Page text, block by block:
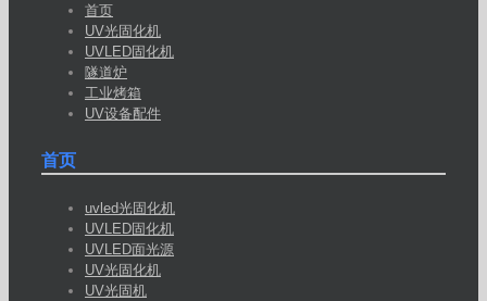
首页
UV光固化机
UVLED固化机
隧道炉
工业烤箱
UV设备配件
首页
uvled光固化机
UVLED固化机
UVLED面光源
UV光固化机
UV光固机